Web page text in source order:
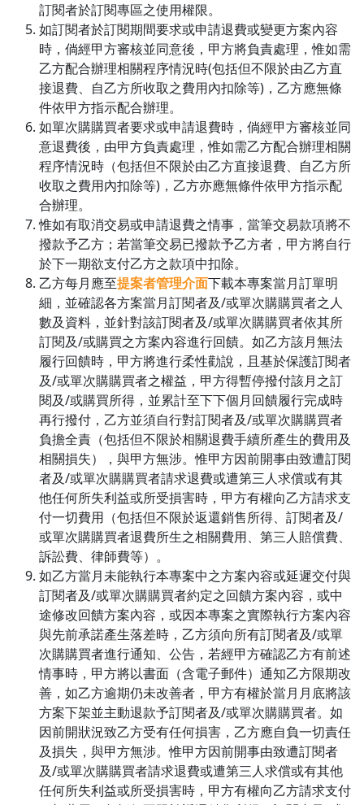
訂閱者於訂閱專區之使用權限。
如訂閱者於訂閱期間要求或申請退費或變更方案內容
時，倘經甲方審核並同意後，甲方將負責處理，惟如需
乙方配合辦理相關程序情況時(包括但不限於由乙方直
接退費、自乙方所收取之費用內扣除等)，乙方應無條
件依甲方指示配合辦理。
如單次購購買者要求或申請退費時，倘經甲方審核並同
意退費後，由甲方負責處理，惟如需乙方配合辦理相關
程序情況時（包括但不限於由乙方直接退費、自乙方所
收取之費用內扣除等)，乙方亦應無條件依甲方指示配
合辦理。
惟如有取消交易或申請退費之情事，當筆交易款項將不
撥款予乙方；若當筆交易已撥款予乙方者，甲方將自行
於下一期欲支付乙方之款項中扣除。
乙方每月應至提案者管理介面下載本專案當月訂單明
細，並確認各方案當月訂閱者及/或單次購購買者之人
數及資料，並針對該訂閱者及/或單次購購買者依其所
訂閱及/或購買之方案內容進行回饋。如乙方該月無法
履行回饋時，甲方將進行柔性勸說，且基於保護訂閱者
及/或單次購購買者之權益，甲方得暫停撥付該月之訂
閱及/或購買所得，並累計至下下個月回饋履行完成時
再行撥付，乙方並須自行對訂閱者及/或單次購購買者
負擔全責（包括但不限於相關退費手續所產生的費用及
相關損失），與甲方無涉。惟甲方因前開事由致遭訂閱
者及/或單次購購買者請求退費或遭第三人求償或有其
他任何所失利益或所受損害時，甲方有權向乙方請求支
付一切費用（包括但不限於返還銷售所得、訂閱者及/
或單次購購買者退費所生之相關費用、第三人賠償費、
訴訟費、律師費等）。
如乙方當月未能執行本專案中之方案內容或延遲交付與
訂閱者及/或單次購購買者約定之回饋方案內容，或中
途修改回饋方案內容，或因本專案之實際執行方案內容
與先前承諾產生落差時，乙方須向所有訂閱者及/或單
次購購買者進行通知、公告，若經甲方確認乙方有前述
情事時，甲方將以書面（含電子郵件）通知乙方限期改
善，如乙方逾期仍未改善者，甲方有權於當月月底將該
方案下架並主動退款予訂閱者及/或單次購購買者。如
因前開狀況致乙方受有任何損害，乙方應自負一切責任
及損失，與甲方無涉。惟甲方因前開事由致遭訂閱者
及/或單次購購買者請求退費或遭第三人求償或有其他
任何所失利益或所受損害時，甲方有權向乙方請求支付